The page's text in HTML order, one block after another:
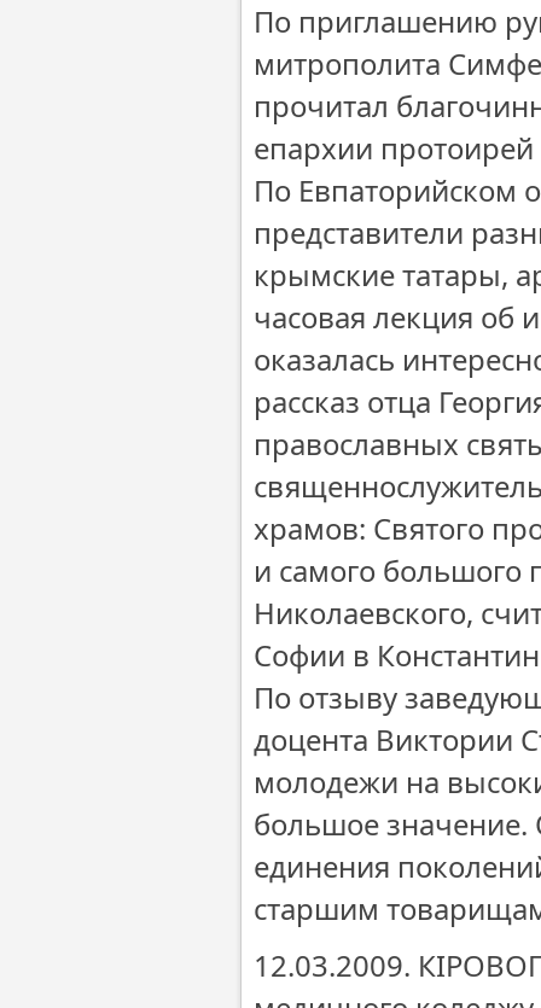
По приглашению
митрополита
прочитал
епархии
По Евпаторийском
представители
крымские татары,
часовая лекция об
оказалась
рассказ отца
православных
храмов: Святого
и самого большого
Николаевского,
Софии в
По отзыву
доцента Виктории
молодежи на
большое
единения
старшим
12.03.2009.